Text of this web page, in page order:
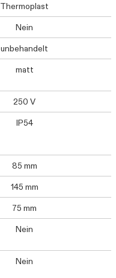
Thermoplast
Nein
unbehandelt
matt
250 V
IP54
85 mm
145 mm
75 mm
Nein
Nein